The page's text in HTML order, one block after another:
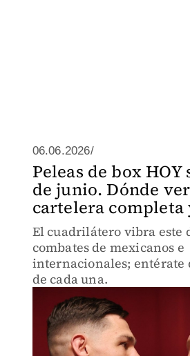
06.06.2026/
Peleas de box HOY
de junio. Dónde
cartelera
El cuadrilátero vibra este
combates de mexicanos e
internacionales; entérate
de cada una.